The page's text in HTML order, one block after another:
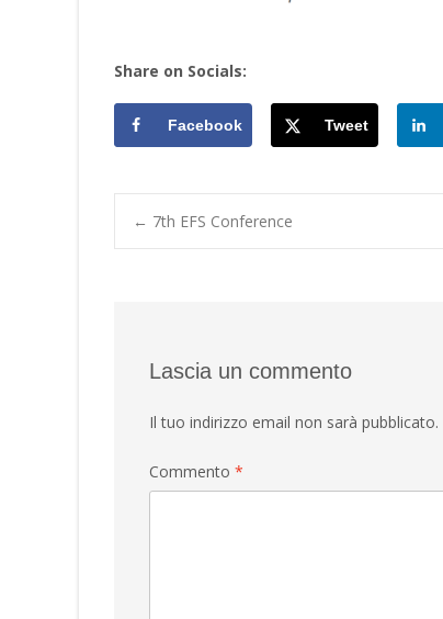
Share on Socials:
Facebook Tweet
Post
← 7th EFS Conference
Lascia un commento
Il tuo indirizzo email non sarà pubblicato.
Commento *